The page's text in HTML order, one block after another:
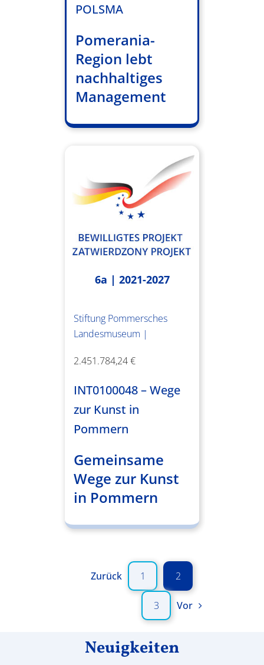
POLSMA
Pomerania-
Region lebt
nachhaltiges
Management
6a | 2021-2027
Stiftung Pommersches
Landesmuseum |
2.451.784,24 €
INT0100048 – Wege
zur Kunst in
Pommern
Gemeinsame
Wege zur Kunst
in Pommern
Zurück 1 2
3 Vor
Neuigkeiten